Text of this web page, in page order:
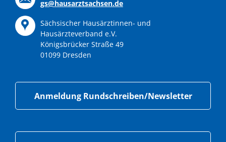
gs@hausarztsachsen.de
Sächsischer Hausärztinnen- und
Hausärzteverband e.V.
Königsbrücker Straße 49
01099 Dresden
Anmeldung Rundschreiben/Newsletter